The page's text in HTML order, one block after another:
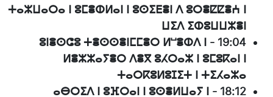
ⵜⴰⵣⵡⴰⵔⴰ ⵏ ⵓⵎⴻⵀⵍⴰⵏ ⵏ ⵓⵙⵉⴹⴻⵏ ⴷ ⵓⵔⴻⵇⵇⴻⵄ ⵏ
ⵡⵉⴷ ⵉⵀⵓⵡⵡⵣⴻⵏ
19:04
-
ⵓⵏⴻⵙⵛⵓ ⵜⴻⵙⵙⴻⵏⵎⵎⴻⵔ ⵍⵯⴻⵀⴷ ⵏ
ⵍⴻⵣⵣⴰⵢⴻⵔ ⴷⴻⴳ ⵓⵃⵔⴰⵣ ⵏ ⵓⵎⵓⴽⴰⵏ ⵏ
ⵜⴰⵔⴽⵓⵍⵓⵊⵉⵜ ⵏ ⵜⵉⵃⴰⵣⴰ
18:12
-
ⴰⴱⵔⵉⴷ ⵏ ⵓⴼⵔⴰⵏ ⵏ ⵓⵙⴻⵍⵡⴰⵢ ⵏ